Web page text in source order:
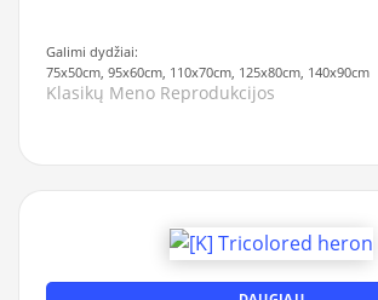
Galimi dydžiai:
75x50cm, 95x60cm, 110x70cm, 125x80cm, 140x90cm
Klasikų Meno Reprodukcijos